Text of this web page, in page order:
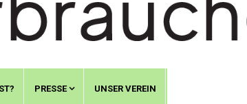
PRESSE UNSER VEREIN